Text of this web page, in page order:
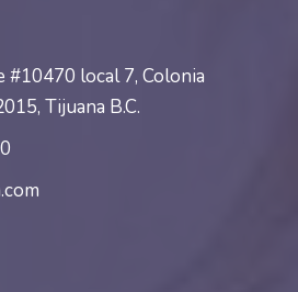
#10470 local 7, Colonia
Tijuana B.C.